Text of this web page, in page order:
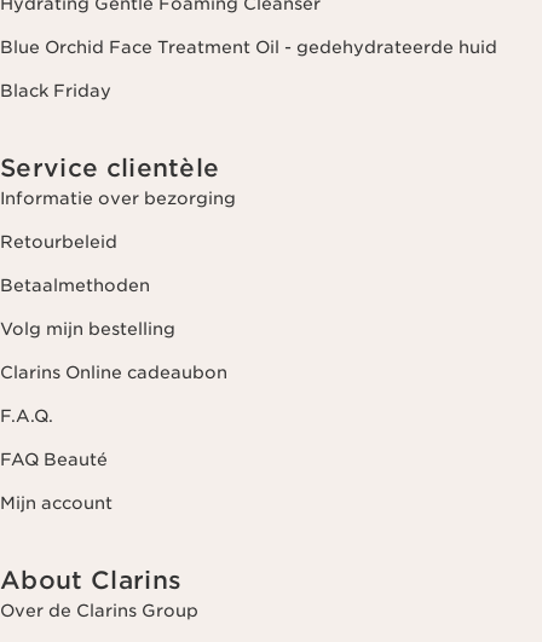
Blue Orchid Face Treatment Oil - gedehydrateerde huid
Black Friday
Service clientèle
Informatie over bezorging
Retourbeleid
Betaalmethoden
Volg mijn bestelling
Clarins Online cadeaubon
F.A.Q.
FAQ Beauté
Mijn account
About Clarins
Over de Clarins Group